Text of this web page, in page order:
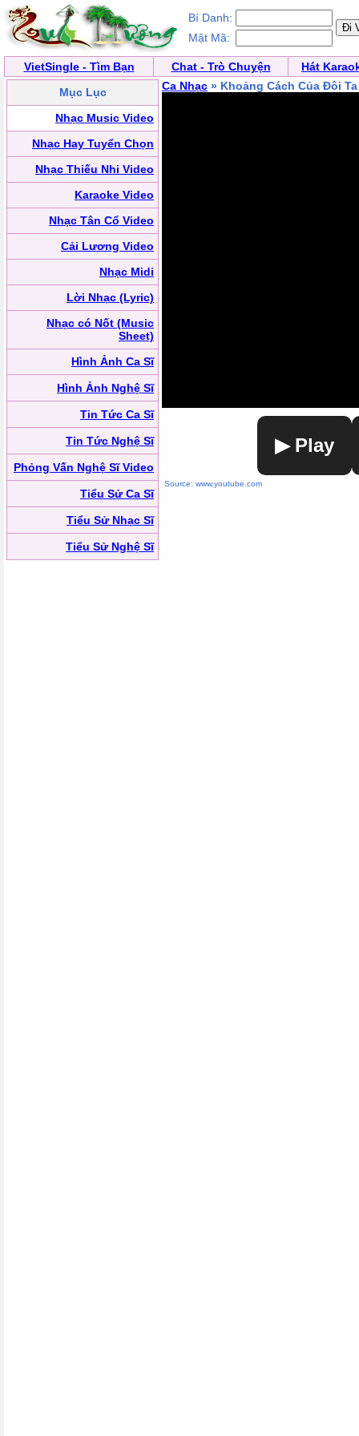
Bí Danh:
Mật Mã:
VietSingle - Tìm Bạn Chat - Trò Chuyện
Hát
Mục Lục
Nhạc Music Video
Nhạc Hay Tuyển Chọn
Nhạc Thiếu Nhi Video
Karaoke Video
Nhạc Tân Cổ Video
Cải Lương Video
Nhạc Midi
Lời Nhạc (Lyric)
Nhạc có Nốt (Music
Sheet)
Hình Ảnh Ca Sĩ
Hình Ảnh Nghệ Sĩ
Tin Tức Ca Sĩ
Tin Tức Nghệ Sĩ
Phỏng Vấn Nghệ Sĩ Video
Tiểu Sử Ca Sĩ
Tiểu Sử Nhạc Sĩ
Tiểu Sử Nghệ Sĩ
Ca Nhạc » Khoảng Cách Của Đôi Ta
▶ Play
Source: www.youtube.com